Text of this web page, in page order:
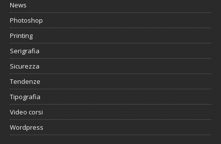
News
Photoshop
Printing
Serigrafia
Sicurezza
Tendenze
Tipografia
Video corsi
Wordpress